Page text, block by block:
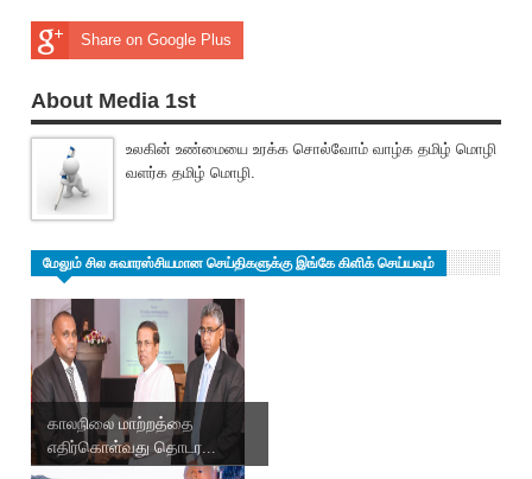
Share on Google Plus
About Media 1st
உலகின் உண்மையை உரக்க சொல்வோம் வாழ்க தமிழ் மொழி
வளர்க தமிழ் மொழி.
மேலும் சில சுவாரஸ்சியமான செய்திகளுக்கு இங்கே கிளிக் செய்யவும்
காலநிலை மாற்றத்தை
எதிர்கொள்வது தொடர...